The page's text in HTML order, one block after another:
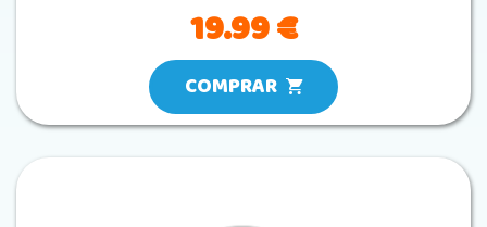
19.99 €
COMPRAR